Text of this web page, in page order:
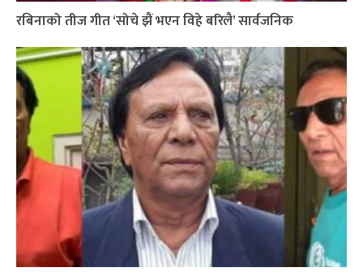
रबिनाको तीज गीत ‘सोचे झैं भएन विहे बरिलै’ सार्वजनिक